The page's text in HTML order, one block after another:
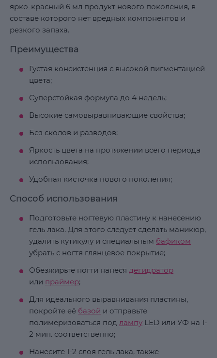
ярко-красный 6 мл продукт нового поколения, в
составе которого нет вредных компонентов и
резкого запаха.
Преимущества
Густая консистенция с высокой пигментацией
цвета;
Суперстойкая формула до 4 недель;
Высокие самовыравнивающие свойства;
Без сколов и разводов;
Яркость цвета на протяжении всего периода
использования;
Удобная кисточка нового поколения;
Способ использования
Подготовьте ногтевую пластину к нанесению
гель лака. Для этого следует сделать маникюр,
удалить кутикулу и специальным бафиком
убрать с ногтя глянцевое покрытие;
Обезжирьте ногти нанеся дегидратор
или праймер;
Для идеального выравнивания пластины,
покройте её базой и отправьте
полимеризоваться под лампу LED или УФ на 1-
2 мин. соответственно;
Нанесите 1-2 слоя гель лака, также